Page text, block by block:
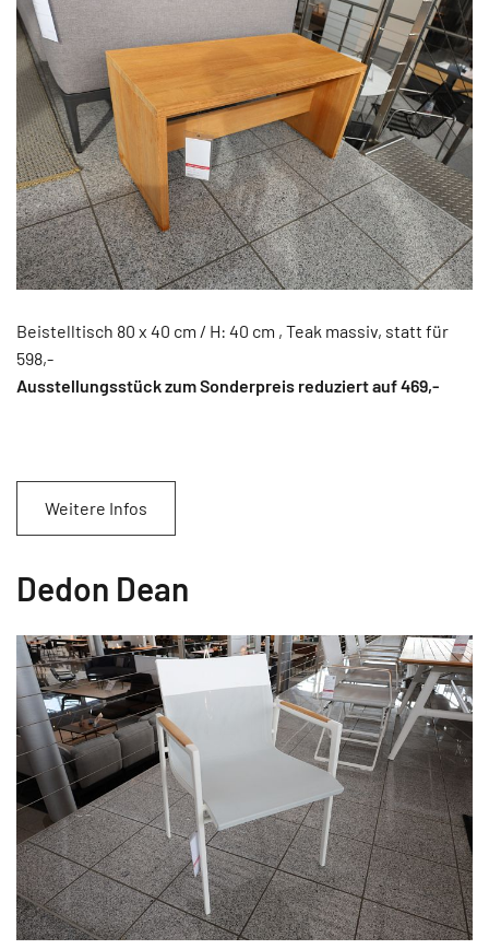
Beistelltisch 80 x 40 cm / H: 40 cm , Teak massiv, statt für
598,-
Ausstellungsstück zum Sonderpreis reduziert auf 469,-
Weitere Infos
Dedon Dean